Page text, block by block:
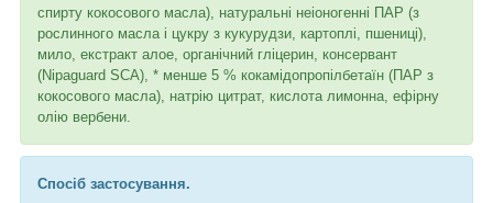
спирту кокосового масла), натуральні неіоногенні ПАР (з
рослинного масла і цукру з кукурудзи, картоплі, пшениці),
мило, екстракт алое, органічний гліцерин, консервант
(Nipaguard SCA), * менше 5 % кокамідопропілбетаїн (ПАР з
кокосового масла), натрію цитрат, кислота лимонна, ефірну
олію вербени.
Спосіб застосування.